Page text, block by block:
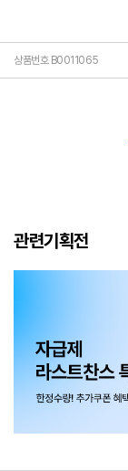
상품번호 B0011065
관련기획전